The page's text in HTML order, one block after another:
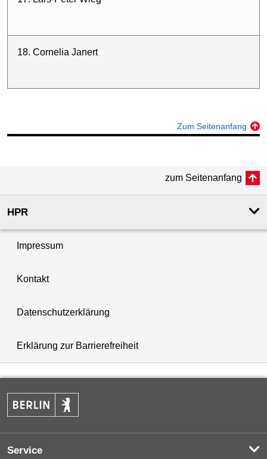
18. Cornelia Janert
Zum Seitenanfang
zum Seitenanfang
HPR
Impressum
Kontakt
Datenschutzerklärung
Erklärung zur Barrierefreiheit
Service